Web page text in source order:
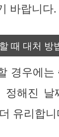
바랍니다.
때 대처 방
경우에는
정해진 날
유리합니